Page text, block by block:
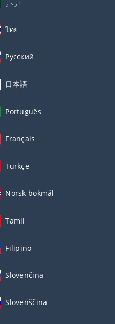
اردو
ไทย
Русский
日本語
Português
Français
Türkçe
Norsk bokmål
Tamil
Filipino
Slovenčina
Slovenščina